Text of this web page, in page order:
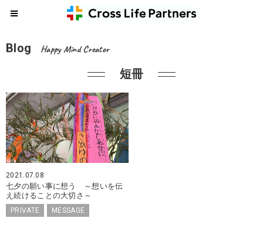
Blog Happy Mind Creator
短冊
2021.07.08
七夕の願い事に想う ～想いを伝
え続けることの大切さ～
PRIVATE MESSAGE